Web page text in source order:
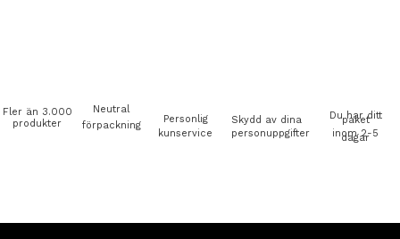
Fler än 3.000
produkter
Neutral
förpackning
Personlig
kunservice
Skydd av dina
personuppgifter
Du har ditt
paket
inom 2-5
dagar